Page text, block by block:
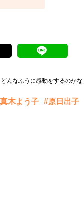
んなふうに感動をするのか
木よう子 #原日出子